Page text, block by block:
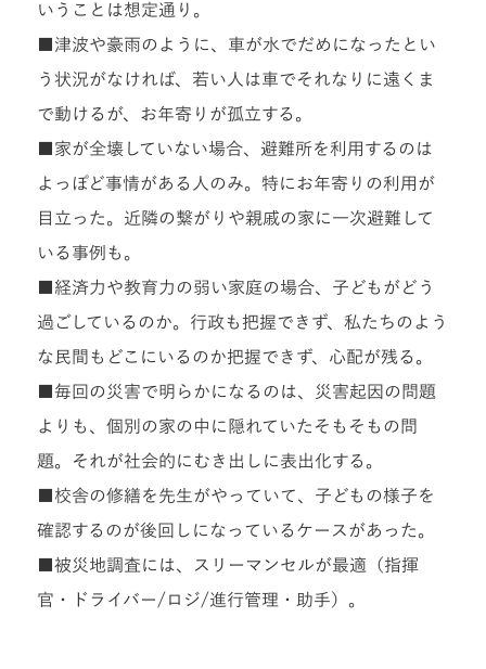
いうことは想定通り。
■津波や豪雨のように、車が水でだめになったとい
う状況がなければ、若い人は車でそれなりに遠くま
で動けるが、お年寄りが孤立する。
■家が全壊していない場合、避難所を利用するのは
よっぽど事情がある人のみ。特にお年寄りの利用が
目立った。近隣の繋がりや親戚の家に一次避難して
いる事例も。
■経済力や教育力の弱い家庭の場合、子どもがどう
過ごしているのか。行政も把握できず、私たちのよう
な民間もどこにいるのか把握できず、心配が残る。
■毎回の災害で明らかになるのは、災害起因の問題
よりも、個別の家の中に隠れていたそもそもの問
題。それが社会的にむき出しに表出化する。
■校舎の修繕を先生がやっていて、子どもの様子を
確認するのが後回しになっているケースがあった。
■被災地調査には、スリーマンセルが最適（指揮
官・ドライバー/ロジ/進行管理・助手）。